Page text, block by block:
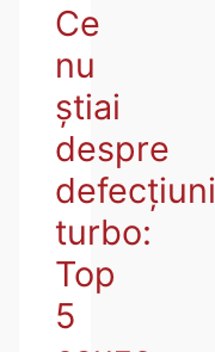
Ce
nu
ştiai
despre
turbo:
Top
5